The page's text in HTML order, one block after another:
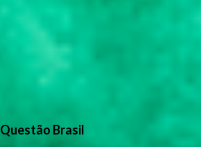
Questão Brasil